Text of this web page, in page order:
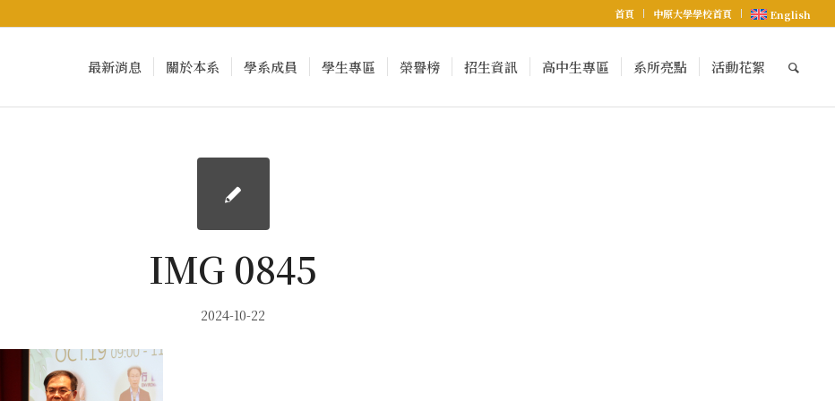
首頁 中原大學學校首頁 English
最新消息 關於本系 學系成員 學生專區 榮譽榜 招生資訊 高中生專區 系所亮點 活動花絮
IMG 0845
2024-10-22